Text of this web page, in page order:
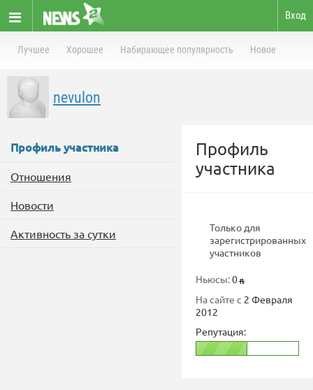
Вход
Лучшее Хорошее Набирающее популярность Новое
nevulon
Профиль участника
Отношения
Новости
Активность за сутки
Профиль
участника
Только для
зарегистрированных
участников
Ньюсы:0
На сайте с 2 Февраля
2012
Репутация: